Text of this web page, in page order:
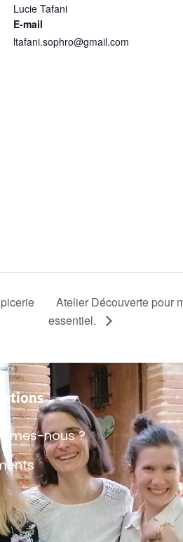
Lucie Tafani
E-mail
ltafani.sophro@gmail.com
Atelier Découverte pour
essentiel.
nous ?